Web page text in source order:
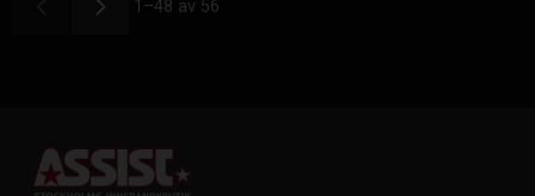
1–48 av 56